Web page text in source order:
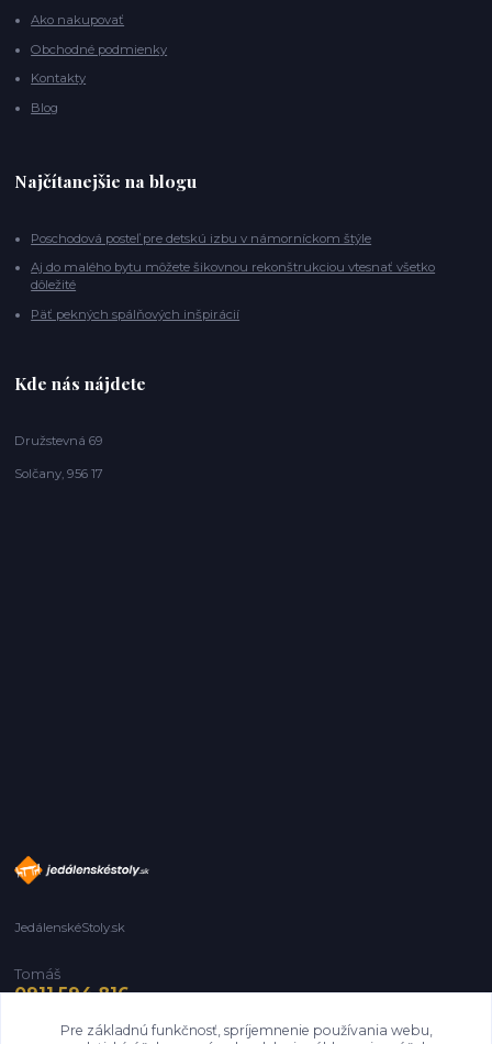
Ako nakupovať
Obchodné podmienky
Kontakty
Blog
Najčítanejšie na blogu
Poschodová posteľ pre detskú izbu v námorníckom štýle
Aj do malého bytu môžete šikovnou rekonštrukciou vtesnať všetko
dôležité
Päť pekných spálňových inšpirácií
Kde nás nájdete
Družstevná 69
Solčany, 956 17
JedálenskéStoly.sk
Tomáš
0911 594 816
Pre základnú funkčnosť, spríjemnenie používania webu,